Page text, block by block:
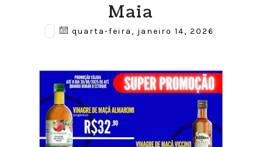
Maia
quarta-feira, janeiro 14, 2026